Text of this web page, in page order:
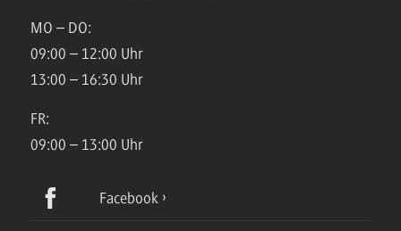
MO – DO:
09:00 – 12:00 Uhr
13:00 – 16:30 Uhr
FR:
09:00 – 13:00 Uhr
Facebook